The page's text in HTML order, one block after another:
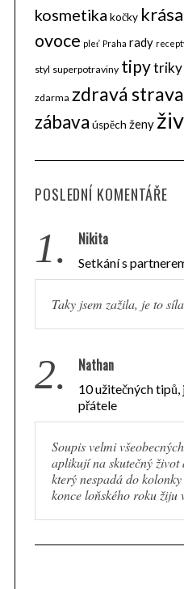
kosmetika kočky krása
ovoce pleť Praha rady
styl superpotraviny tipytriky
zdarma zdravá strava
zábava úspěch ženy
POSLEDNÍ KOMENTÁŘE
1. Nikita
Setkání s
Taky jsem zažila, je to
2. Nathan
10 užitečných
přátele
Soupis velmi
aplikují na skutečný život
který nespadá do
konce loňského roku
S
r